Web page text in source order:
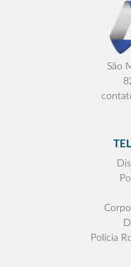
São
Polícia